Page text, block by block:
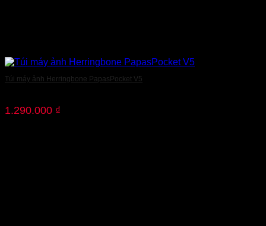
Túi máy ảnh Herringbone PapasPocket V5
1.290.000 ₫